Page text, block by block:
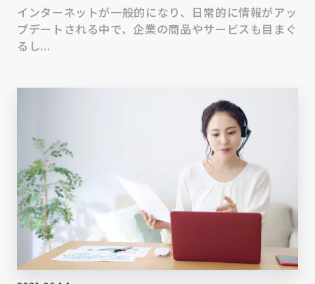
インターネットが一般的になり、日常的に情報がアッ
プデートされる中で、企業の商品やサービスも目まぐ
るし...